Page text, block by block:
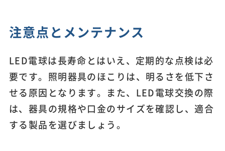
注意点とメンテナンス
LED電球は長寿命とはいえ、定期的な点検は必
要です。照明器具のほこりは、明るさを低下さ
せる原因となります。また、LED電球交換の際
は、器具の規格や口金のサイズを確認し、適合
する製品を選びましょう。